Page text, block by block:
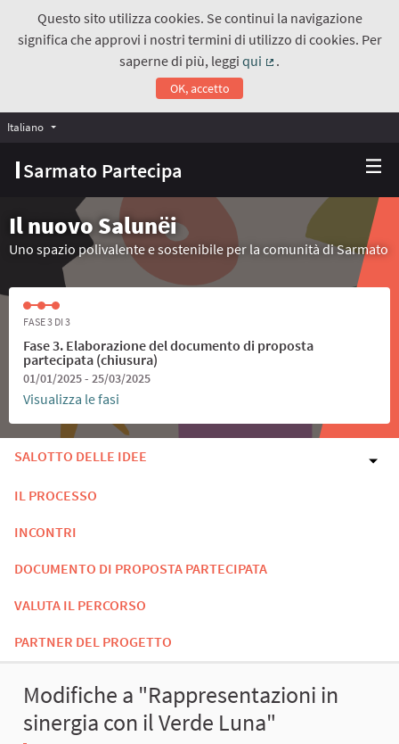
Questo sito utilizza cookies. Se continui la navigazione
significa che approvi i nostri termini di utilizzo di cookies. Per
saperne di più, leggiqui
.
OK, accetto
Sarmato Partecipa
Italiano Choose language
Il nuovo Salunёi
Uno spazio polivalente e sostenibile per la comunità di Sarmato
FASE 3 DI 3
Fase 3. Elaborazione del documento di proposta
partecipata (chiusura)
01/01/2025 - 25/03/2025
Visualizza le fasi
SALOTTO DELLE IDEE
IL PROCESSO
INCONTRI
DOCUMENTO DI PROPOSTA PARTECIPATA
VALUTA IL PERCORSO
PARTNER DEL PROGETTO
Modifiche a "Rappresentazioni in
sinergia con il Verde Luna"